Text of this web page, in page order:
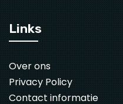
Links
Over ons
Privacy Policy
Contact informatie